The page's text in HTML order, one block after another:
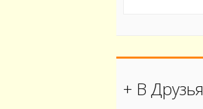
+ В Друзья